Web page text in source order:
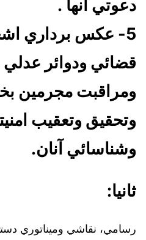
دعوتي آنها .
5- عكس برداري
قضائي ودوائر
ومراقبت مجرمين
وتحقيق وتعقیب
وشناسائي آنان.
ثانيا:
رسامي، نقاشي وميناتوري